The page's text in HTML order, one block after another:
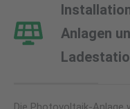
Anlagen